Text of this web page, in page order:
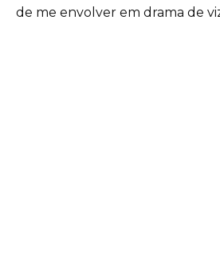
de me envolver em drama de